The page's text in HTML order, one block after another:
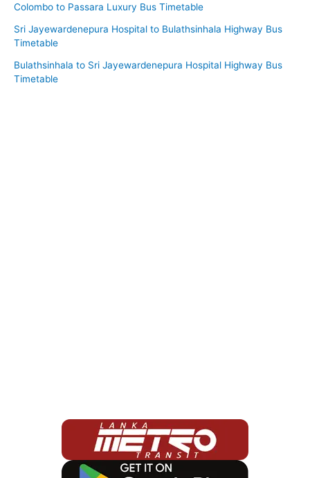
Colombo to Passara Luxury Bus Timetable
Sri Jayewardenepura Hospital to Bulathsinhala Highway Bus
Timetable
Bulathsinhala to Sri Jayewardenepura Hospital Highway Bus
Timetable